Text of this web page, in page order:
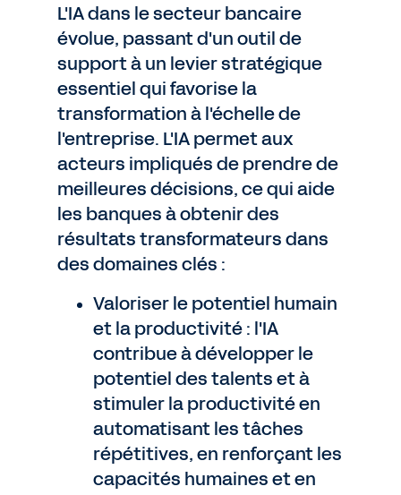
L'IA dans le secteur bancaire
évolue, passant d'un outil de
support à un levier stratégique
essentiel qui favorise la
transformation à l'échelle de
l'entreprise. L'IA permet aux
acteurs impliqués de prendre de
meilleures décisions, ce qui aide
les banques à obtenir des
résultats transformateurs dans
des domaines clés :
Valoriser le potentiel humain
et la productivité : l'IA
contribue à développer le
potentiel des talents et à
stimuler la productivité en
automatisant les tâches
répétitives, en renforçant les
capacités humaines et en